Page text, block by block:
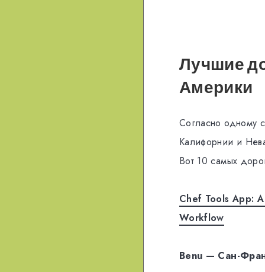
Лучшие
Америки
Согласно одному
Калифорнии и
Вот 10 самых
Chef Tools App:
Workflow
Benu — Сан-